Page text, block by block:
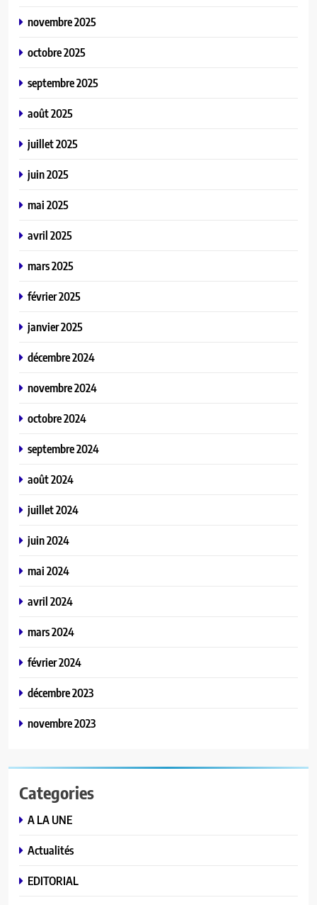
novembre 2025
octobre 2025
septembre 2025
août 2025
juillet 2025
juin 2025
mai 2025
avril 2025
mars 2025
février 2025
janvier 2025
décembre 2024
novembre 2024
octobre 2024
septembre 2024
août 2024
juillet 2024
juin 2024
mai 2024
avril 2024
mars 2024
février 2024
décembre 2023
novembre 2023
Categories
A LA UNE
Actualités
EDITORIAL